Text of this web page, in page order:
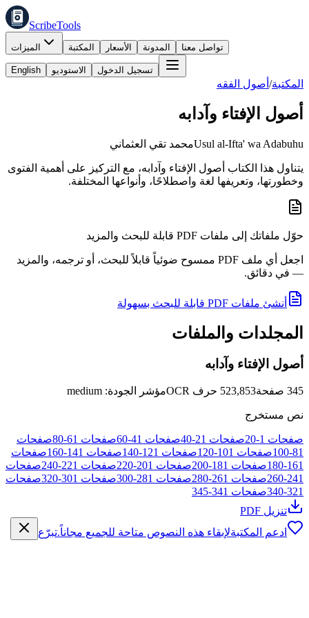
ScribeTools
الميزات المكتبة الأسعار المدونة تواصل معنا
English الاستوديو تسجيل الدخول
المكتبة/ أصول الفقه
أصول الإفتاء وآدابه
Usul al-Ifta' wa Adabuhuمحمد تقي العثماني
يتناول هذا الكتاب أصول الإفتاء وآدابه، مع التركيز على أهمية الفتوى
وخطورتها، وتعريفها لغة واصطلاحًا، وأنواعها المختلفة.
حوّل ملفاتك إلى ملفات PDF قابلة للبحث والمزيد
اجعل أي ملف PDF ممسوح ضوئياً قابلاً للبحث، أو ترجمه، والمزيد
— في دقائق.
أنشئ ملفات PDF قابلة للبحث بسهولة
المجلدات والملفات
أصول الإفتاء وآدابه
345 صفحة523,853 حرف OCR مؤشر الجودة:
medium
نص مستخرج
صفحات 1
-
20صفحات 21
-
40صفحات 41
-
60صفحات 61
-
80صفحات
81
-
100صفحات 101
-
120صفحات 121
-
140صفحات 141
-
160صفحات
161
-
180صفحات 181
-
200صفحات 201
-
220صفحات 221
-
240صفحات
241
-
260صفحات 261
-
280صفحات 281
-
300صفحات 301
-
320صفحات
321
-
340صفحات 341
-
345
تنزيل PDF
ادعم المكتبةلإبقاء هذه النصوص متاحة للجميع مجاناً.تبرّع